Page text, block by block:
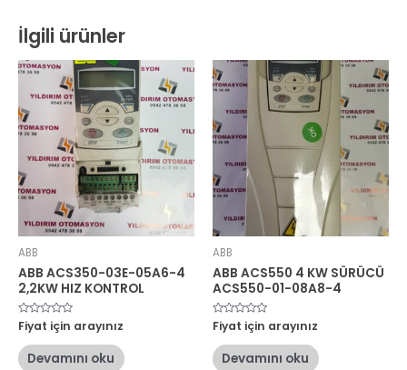
İlgili ürünler
ABB
ABB ACS350-03E-05A6-4
2,2KW HIZ KONTROL
5
üzerinden
oy
aldı
Fiyat için arayınız
Devamını oku
ABB
ABB ACS550 4 KW SÜRÜCÜ
ACS550-01-08A8-4
5
üzerinden
oy
aldı
Fiyat için arayınız
Devamını oku